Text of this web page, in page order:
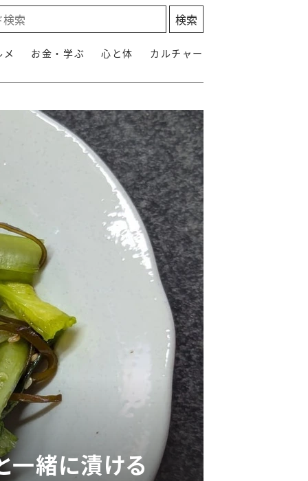
お金・学ぶ 心と体 カルチャー
一緒に漬ける